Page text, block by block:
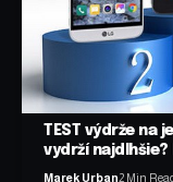
TEST výdrže
vydrží
Marek Urban2 Min